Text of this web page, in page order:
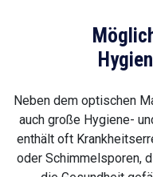
Neben dem optischen
auch große Hygiene-
enthält oft
oder Schimmelsporen,